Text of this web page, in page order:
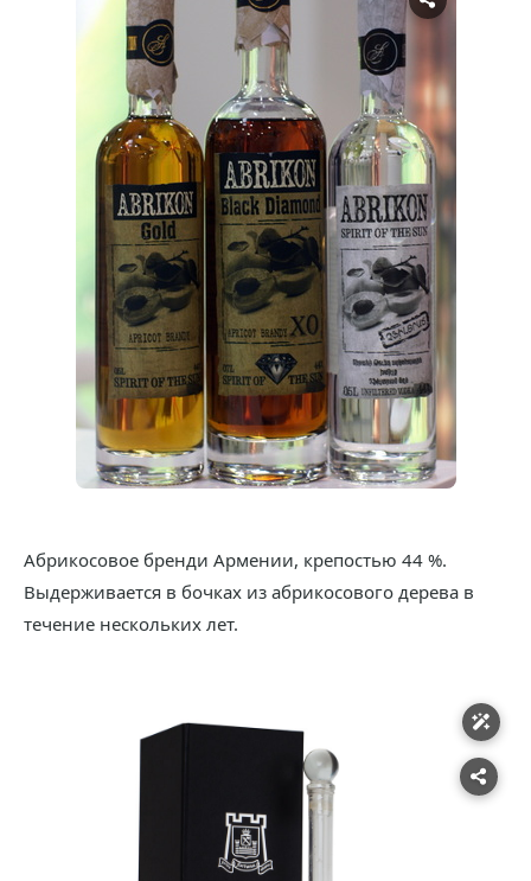
Абрикосовое бренди Армении, крепостью 44 %.
Выдерживается в бочках из абрикосового дерева в
течение нескольких лет.